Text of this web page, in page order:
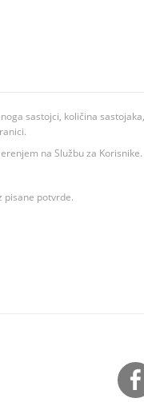
sastojci, količina
na Službu za Korisnike.
pisane potvrde.